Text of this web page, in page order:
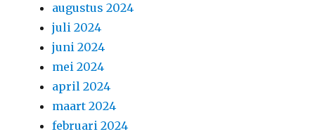
augustus 2024
juli 2024
juni 2024
mei 2024
april 2024
maart 2024
februari 2024